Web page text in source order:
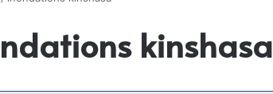
kinshasa